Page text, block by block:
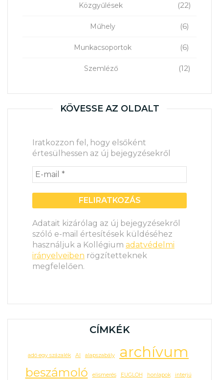
Közgyűlések (22)
Műhely (6)
Munkacsoportok (6)
Szemléző (12)
KÖVESSE AZ OLDALT
Iratkozzon fel, hogy elsőként
értesülhessen az új bejegyzésekről
Adatait kizárólag az új bejegyzésekről
szóló e-mail értesítések küldéséhez
használjuk a Kollégium adatvédelmi
irányelveiben rögzítetteknek
megfelelően.
CÍMKÉK
adó egy százalék AI alapszabály archívum
beszámoló elismerés EUGLOH honlapok interjú